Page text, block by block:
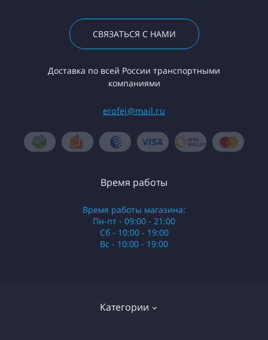
СВЯЗАТЬСЯ С НАМИ
Доставка по всей России транспортными
компаниями
erofej@mail.ru
Категории
Время работы
Время работы магазина:
Пн-пт - 09:00 - 21:00
Сб - 10:00 - 19:00
Вс - 10:00 - 19:00